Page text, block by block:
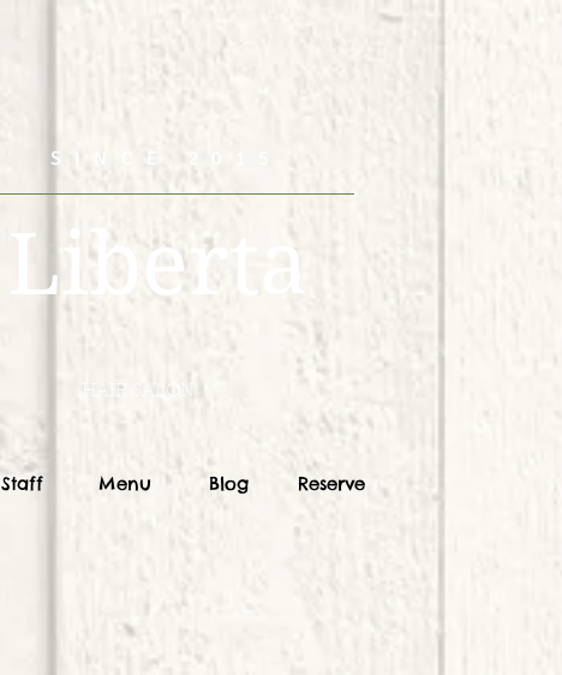
SINCE 2015
Liberta
HAIR SALON
Staff Menu Blog Reserve